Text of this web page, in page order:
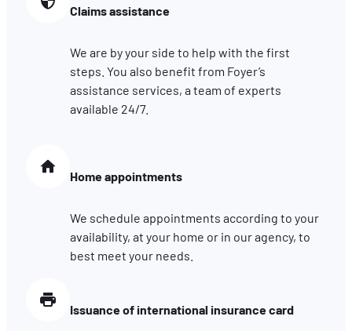
Claims assistance
We are by your side to help with the first
steps. You also benefit from Foyer’s
assistance services, a team of experts
available 24/7.
Home appointments
We schedule appointments according to your
availability, at your home or in our agency, to
best meet your needs.
Issuance of international insurance card